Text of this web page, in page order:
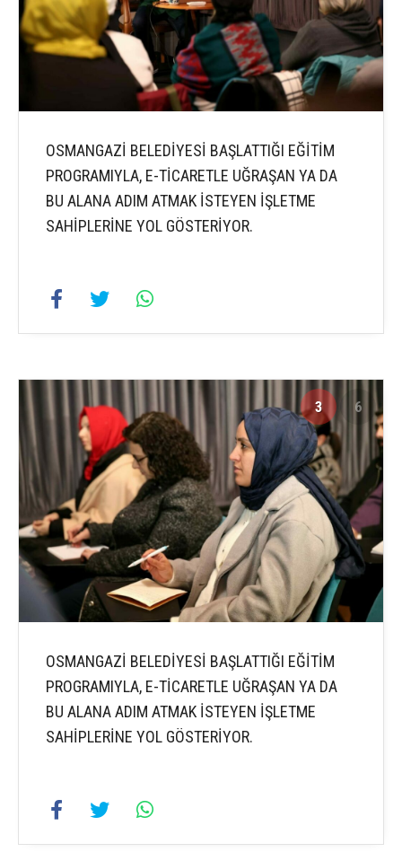
OSMANGAZİ BELEDİYESİ BAŞLATTIĞI EĞİTİM
PROGRAMIYLA, E-TİCARETLE UĞRAŞAN YA DA
BU ALANA ADIM ATMAK İSTEYEN İŞLETME
SAHİPLERİNE YOL GÖSTERİYOR.
3 6
OSMANGAZİ BELEDİYESİ BAŞLATTIĞI EĞİTİM
PROGRAMIYLA, E-TİCARETLE UĞRAŞAN YA DA
BU ALANA ADIM ATMAK İSTEYEN İŞLETME
SAHİPLERİNE YOL GÖSTERİYOR.